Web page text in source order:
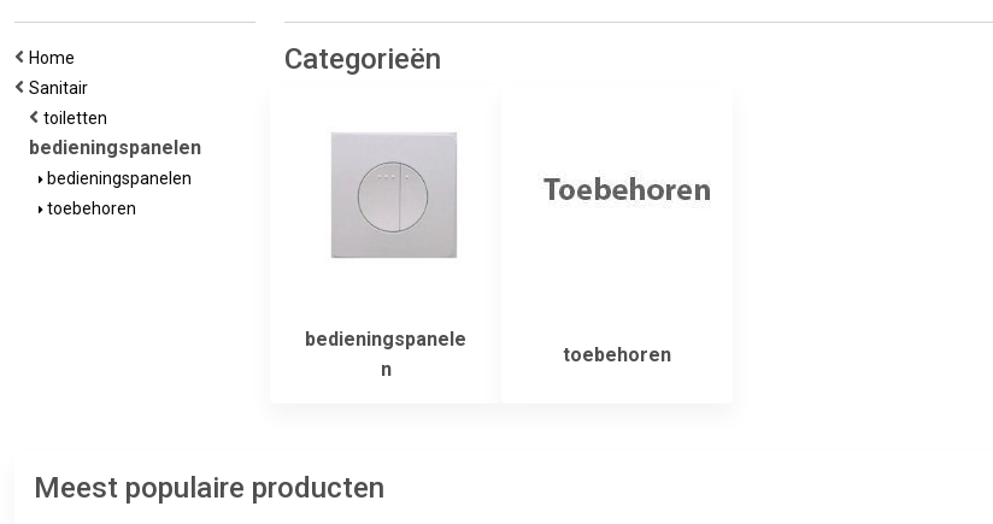
Home
Sanitair
toiletten
bedieningspanelen
bedieningspanelen
toebehoren
Categorieën
bedieningspanele
n
toebehoren
Meest populaire producten